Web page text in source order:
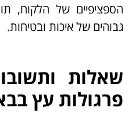
הספציפיים של הלקוח,
גבוהים של איכות ובטיחות.
שאלות
פרגולות עץ